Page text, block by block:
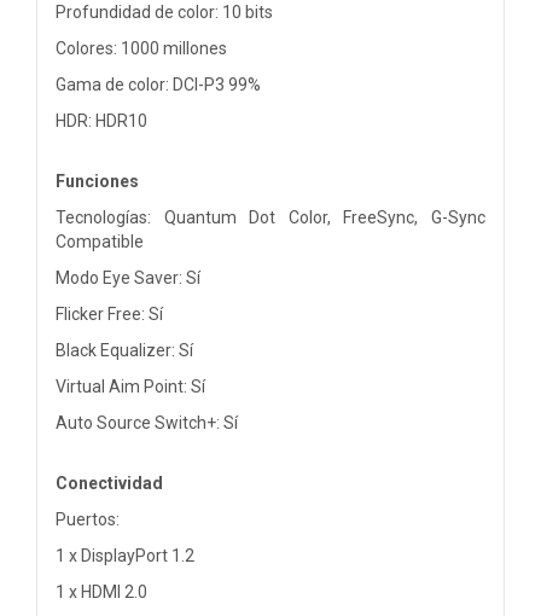
Profundidad de color: 10 bits
Colores: 1000 millones
Gama de color: DCI-P3 99%
HDR: HDR10
Funciones
Tecnologías: Quantum Dot Color, FreeSync, G-Sync
Compatible
Modo Eye Saver: Sí
Flicker Free: Sí
Black Equalizer: Sí
Virtual Aim Point: Sí
Auto Source Switch+: Sí
Conectividad
Puertos:
1 x DisplayPort 1.2
1 x HDMI 2.0